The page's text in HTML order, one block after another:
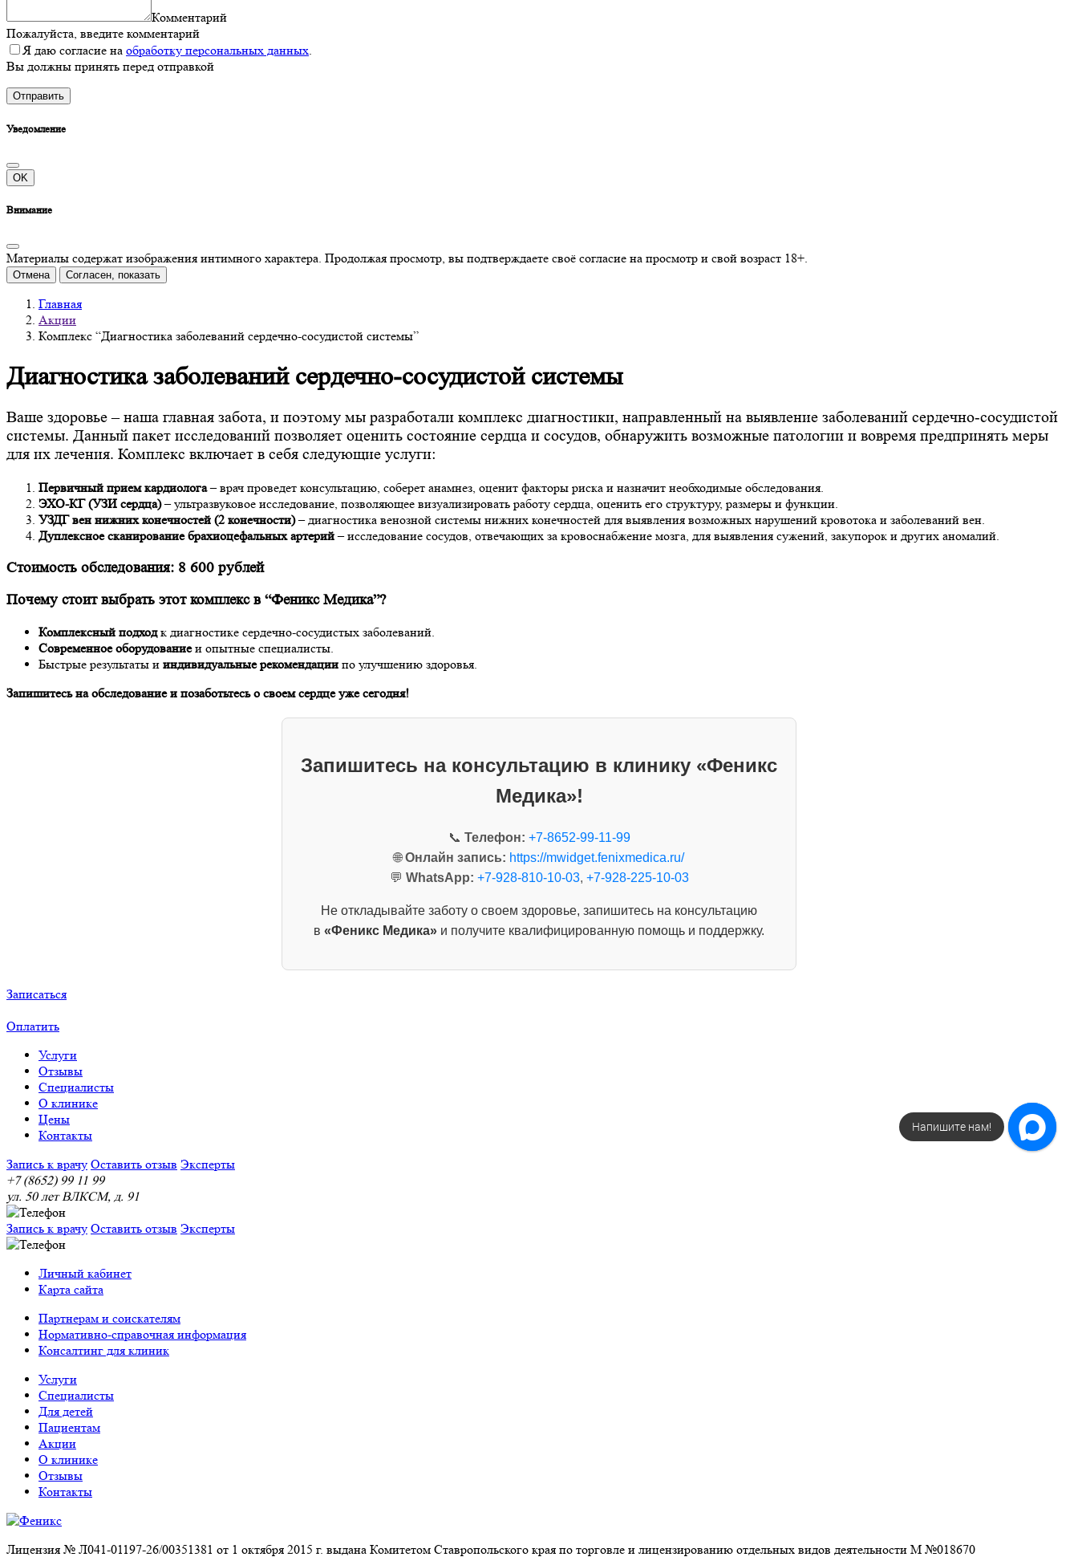
Комментарий
Пожалуйста, введите комментарий
Я даю согласие на обработку персональных данных.
Вы должны принять перед отправкой
Отправить
Уведомление
OK
Внимание
Материалы содержат изображения интимного характера. Продолжая просмотр, вы подтверждаете своё согласие на просмотр и свой возраст 18+.
Отмена Согласен, показать
Главная
Акции
Комплекс “Диагностика заболеваний сердечно-сосудистой системы”
Диагностика заболеваний сердечно-сосудистой системы
Ваше здоровье – наша главная забота, и поэтому мы разработали комплекс диагностики, направленный на выявление заболеваний сердечно-сосудистой
системы. Данный пакет исследований позволяет оценить состояние сердца и сосудов, обнаружить возможные патологии и вовремя предпринять меры
для их лечения. Комплекс включает в себя следующие услуги:
Первичный прием кардиолога– врач проведет консультацию, соберет анамнез, оценит факторы риска и назначит необходимые обследования.
ЭХО-КГ (УЗИ сердца)– ультразвуковое исследование, позволяющее визуализировать работу сердца, оценить его структуру, размеры и функции.
УЗДГ вен нижних конечностей (2 конечности)– диагностика венозной системы нижних конечностей для выявления возможных нарушений кровотока и заболеваний вен.
Дуплексное сканирование брахиоцефальных артерий– исследование сосудов, отвечающих за кровоснабжение мозга, для выявления сужений, закупорок и других аномалий.
Стоимость обследования: 8 600 рублей
Почему стоит выбрать этот комплекс в “Феникс Медика”?
Комплексный подходк диагностике сердечно-сосудистых заболеваний.
Современное оборудованиеи опытные специалисты.
Быстрые результаты и индивидуальные рекомендации по улучшению здоровья.
Запишитесь на обследование и позаботьтесь о своем сердце уже сегодня!
Запишитесь на консультацию в клинику «Феникс
Медика»!
📞 Телефон: +7-8652-99-11-99
🌐Онлайн запись: https://mwidget.fenixmedica.ru/
💬 WhatsApp: +7-928-810-10-03, +7-928-225-10-03
Не откладывайте заботу о своем здоровье, запишитесь на консультацию
в «Феникс Медика» и получите квалифицированную помощь и поддержку.
Записаться
Оплатить
Услуги
Отзывы
Специалисты
О клинике
Цены
Контакты
Запись к врачу Оставить отзыв Эксперты
+7 (8652) 99 11 99
ул. 50 лет ВЛКСМ, д. 91
Запись к врачу Оставить отзыв Эксперты
Личный кабинет
Карта сайта
Партнерам и соискателям
Нормативно-справочная информация
Консалтинг для клиник
Услуги
Специалисты
Для детей
Пациентам
Акции
О клинике
Отзывы
Контакты
Лицензия № Л041-01197-26/00351381 от 1 октября 2015 г. выдана Комитетом Ставропольского края по торговле и лицензированию отдельных видов деятельности М №018670
Напишите нам!